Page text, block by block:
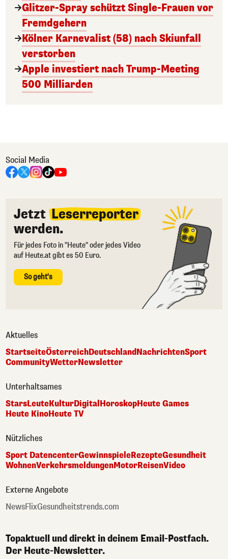
Glitzer-Spray schützt Single-Frauen vor
Fremdgehern
Kölner Karnevalist (58) nach Skiunfall
verstorben
Apple investiert nach Trump-Meeting
500 Milliarden
Social Media
Jetzt Leserreporter
werden.
Für jedes Foto in "Heute" oder jedes Video
auf Heute.at gibt es 50 Euro.
So geht's
Aktuelles
StartseiteÖsterreichDeutschlandNachrichtenSport
CommunityWetterNewsletter
Unterhaltsames
StarsLeuteKulturDigital HoroskopHeute Games
Heute KinoHeute TV
Nützliches
Sport DatencenterGewinnspieleRezepteGesundheit
WohnenVerkehrsmeldungenMotorReisenVideo
Externe Angebote
NewsFlixGesundheitstrends.com
Topaktuell und direkt in deinem Email-Postfach.
Der Heute-Newsletter.